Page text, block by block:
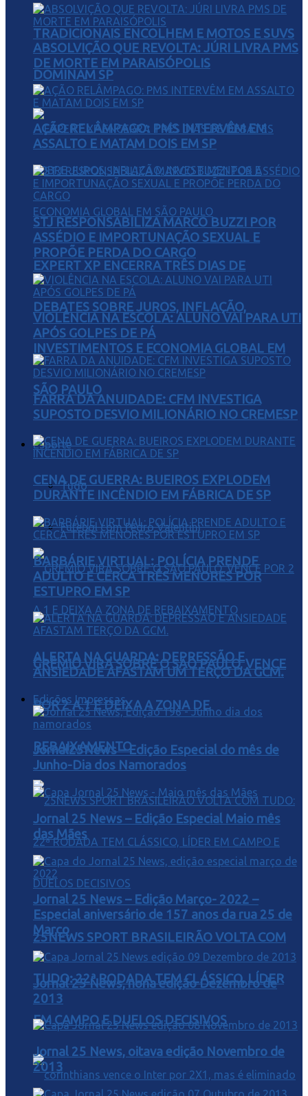
TRADICIONAIS ENCOLHEM E MOTOS E SUVS
DOMINAM SP
EXPERT XP ENCERRA TRÊS DIAS DE
DEBATES SOBRE JUROS, INFLAÇÃO,
INVESTIMENTOS E ECONOMIA GLOBAL EM
SÃO PAULO
Esporte
Tudo
Futebol com Pedro Valentini
GRÊMIO VIRA SOBRE O SÃO PAULO, VENCE
POR 2 A 1 E DEIXA A ZONA DE
REBAIXAMENTO
25NEWS SPORT BRASILEIRÃO VOLTA COM
TUDO: 22ª RODADA TEM CLÁSSICO, LÍDER
EM CAMPO E DUELOS DECISIVOS
ABSOLVIÇÃO QUE REVOLTA: JÚRI LIVRA PMS
DE MORTE EM PARAISÓPOLIS
AÇÃO RELÂMPAGO: PMS INTERVÊM EM
ASSALTO E MATAM DOIS EM SP
STJ RESPONSABILIZA MARCO BUZZI POR
ASSÉDIO E IMPORTUNAÇÃO SEXUAL E
PROPÕE PERDA DO CARGO
VIOLÊNCIA NA ESCOLA: ALUNO VAI PARA UTI
APÓS GOLPES DE PÁ
FARRA DA ANUIDADE: CFM INVESTIGA
SUPOSTO DESVIO MILIONÁRIO NO CREMESP
CENA DE GUERRA: BUEIROS EXPLODEM
DURANTE INCÊNDIO EM FÁBRICA DE SP
BARBÁRIE VIRTUAL: POLÍCIA PRENDE
ADULTO E CERCA TRÊS MENORES POR
ESTUPRO EM SP
ALERTA NA GUARDA: DEPRESSÃO E
ANSIEDADE AFASTAM UM TERÇO DA GCM.
Edições Impressas
Jornal25News – Edição Especial do mês de
Junho-Dia dos Namorados
Jornal 25 News – Edição Especial Maio mês
das Mães
Jornal 25 News – Edição Março- 2022 –
Especial aniversário de 157 anos da rua 25 de
Março
Jornal 25 News, nona edição Dezembro de
2013
Jornal 25 News, oitava edição Novembro de
2013